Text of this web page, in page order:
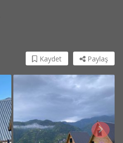
Paylaş
Kaydet